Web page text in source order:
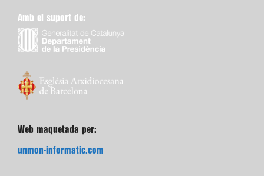
Amb el suport de:
Web maquetada per:
unmon-informatic.com